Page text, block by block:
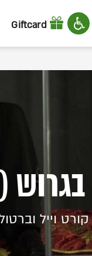
Giftcard
(2002)
וייל